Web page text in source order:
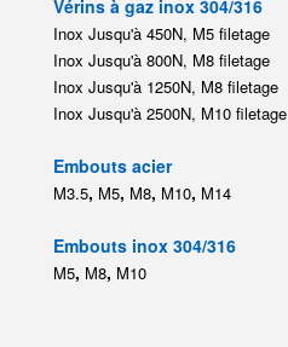
Vérins à gaz inox 304/316
Inox Jusqu'à 450N, M5 filetage
Inox Jusqu'à 800N, M8 filetage
Inox Jusqu'à 1250N, M8 filetage
Inox Jusqu'à 2500N, M10 filetage
Embouts acier
M3.5, M5, M8, M10, M14
Embouts inox 304/316
M5, M8, M10